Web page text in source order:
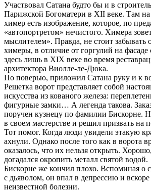
Участвовал Сатана будто бы и в
Парижской Богоматери в XII веке. Там на
химер есть изображение, которое, по
«автопортретом» нечистого. Химера
мыслителем». Правда, не стоит забывать
химеры, в отличие от горгулий на фасаде
здесь лишь в XIX веке во время
архитектора Виолле-ле-Дюка.
По поверью, приложил Сатана руку и к
Решетка ворот представляет собой
искусства из кованого железа:
фигурные замки… А легенда такова.
поручен кузнецу по фамилии Бискорне.
в своем мастерстве и решил призвать на
Тот помог. Когда люди увидели этакую
ахнули. Однако после того как в ворота
оказалось, что их нельзя открыть.
догадался окропить металл святой водой.
Бискорне же кончил плохо. Вспоминая о
с дьяволом, он впал в депрессию и вскоре
неизвестной болезни.